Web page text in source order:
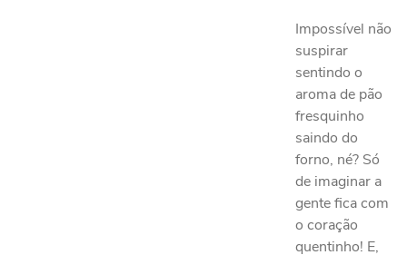
Impossível não
suspirar
sentindo o
aroma de pão
fresquinho
saindo do
forno, né? Só
de imaginar a
gente fica com
o coração
quentinho! E,